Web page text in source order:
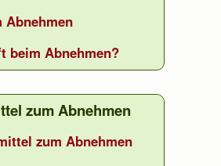
Abnehmen
beim Abnehmen?
zum Abnehmen
zum Abnehmen